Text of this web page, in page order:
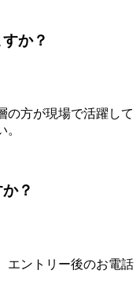
か？
の方が現場で活躍して
？
エントリー後のお電話